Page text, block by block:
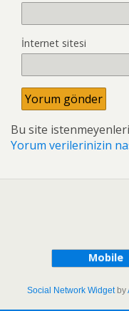
İnternet sitesi
Bu site
Yorum verilerinizin
Mobile
Social Network Widgetby